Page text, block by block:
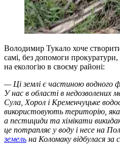
Володимир Тукало хоче
самі, без допомоги
на екологію в своєму районі:
— Ці землі є частиною водного
У нас в області в недозволених
Сула, Хорол і Кременчуцьке
використовують територію, яка
а пестициди та хімікати
це потрапляє у воду і несе на
земель на Коломаку відбулася